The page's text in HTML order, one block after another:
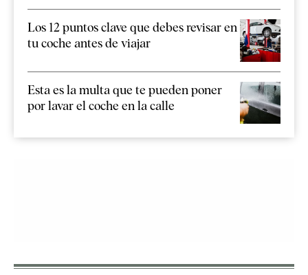
Los 12 puntos clave que debes revisar en
tu coche antes de viajar
Esta es la multa que te pueden poner
por lavar el coche en la calle